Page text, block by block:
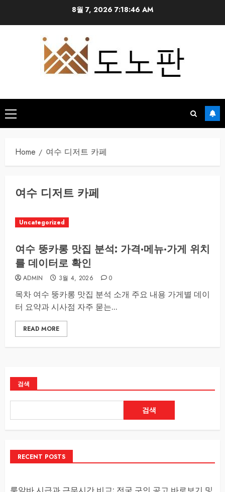
8월 7, 20267:18:47 AM
Primary
Menu
Home 여수 디저트 카페
여수 디저트 카페
Uncategorized
여수 뚱카롱 맛집 분석: 가격·메뉴·가게 위치
를 데이터로 확인
ADMIN 3월 4, 2026 0
목차 여수 뚱카롱 맛집 분석 소개 주요 내용 가게별 데이
터 요약과 시사점 자주 묻는...
READ MORE
검색
검색
RECENT POSTS